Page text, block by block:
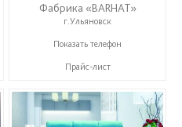
Фабрика «BARHAT»
г.Ульяновск
+7 (996) 219-29-77
Показать телефон
Прайс-лист